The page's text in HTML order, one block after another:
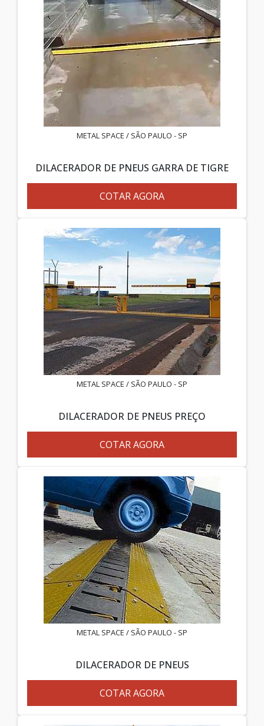
METAL SPACE / SÃO PAULO - SP
DILACERADOR DE PNEUS GARRA DE TIGRE
COTAR AGORA
METAL SPACE / SÃO PAULO - SP
DILACERADOR DE PNEUS PREÇO
COTAR AGORA
METAL SPACE / SÃO PAULO - SP
DILACERADOR DE PNEUS
COTAR AGORA